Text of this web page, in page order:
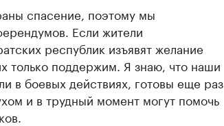
спасение, поэтому мы
Если жители
республик изъявят желание
только поддержим. Я знаю, что наши
в боевых действиях, готовы еще раз
и в трудный момент могут помочь